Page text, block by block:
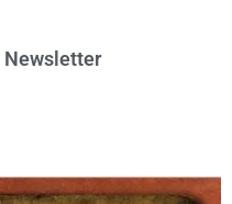
Newsletter